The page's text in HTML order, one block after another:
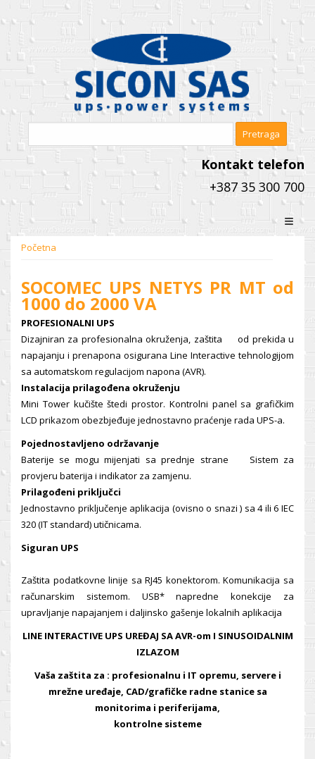
Kontakt telefon
+387 35 300 700
≡
Početna
SOCOMEC UPS NETYS PR MT od
1000 do 2000 VA
PROFESIONALNI UPS
Dizajniran za profesionalna okruženja, zaštita od prekida u
napajanju i prenapona osigurana Line Interactive tehnologijom
sa automatskom regulacijom napona (AVR).
Instalacija prilagođena okruženju
Mini Tower kučište štedi prostor. Kontrolni panel sa grafičkim
LCD prikazom obezbjeđuje jednostavno praćenje rada UPS-a.
Pojednostavljeno održavanje
Baterije se mogu mijenjati sa prednje strane Sistem za
provjeru baterija i indikator za zamjenu.
Prilagođeni priključci
Jednostavno priključenje aplikacija (ovisno o snazi ) sa 4 ili 6 IEC
320 (IT standard) utičnicama.
Siguran UPS
Zaštita podatkovne linije sa RJ45 konektorom. Komunikacija sa
računarskim sistemom. USB* napredne konekcije za
upravljanje napajanjem i daljinsko gašenje lokalnih aplikacija
LINE INTERACTIVE UPS UREĐAJ SA AVR-om I SINUSOIDALNIM
IZLAZOM
Vaša zaštita za : profesionalnu i IT opremu, servere i
mrežne uređaje, CAD/grafičke radne stanice sa
monitorima i periferijama,
kontrolne sisteme